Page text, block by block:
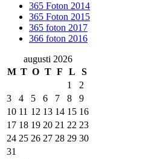
365 Foton 2014
365 Foton 2015
365 foton 2017
366 foton 2016
augusti 2026
M T O T F L S
1
2
3
4 5 6 7 8
9
10 11 12 13 14 15 16
17 18 19 20 21 22 23
24 25 26 27 28 29 30
31